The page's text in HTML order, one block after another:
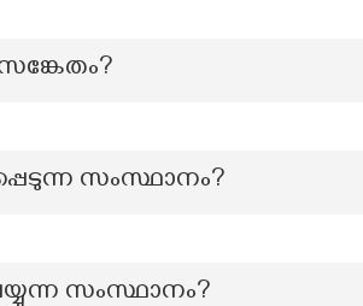
സംസ്ഥാനം?
സംസ്ഥാനം?